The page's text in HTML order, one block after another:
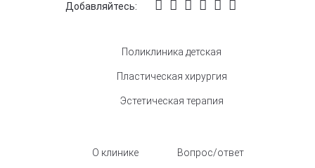
Добавляйтесь:
Поликлиника детская
Пластическая хирургия
Эстетическая терапия
О клинике Вопрос/ответ